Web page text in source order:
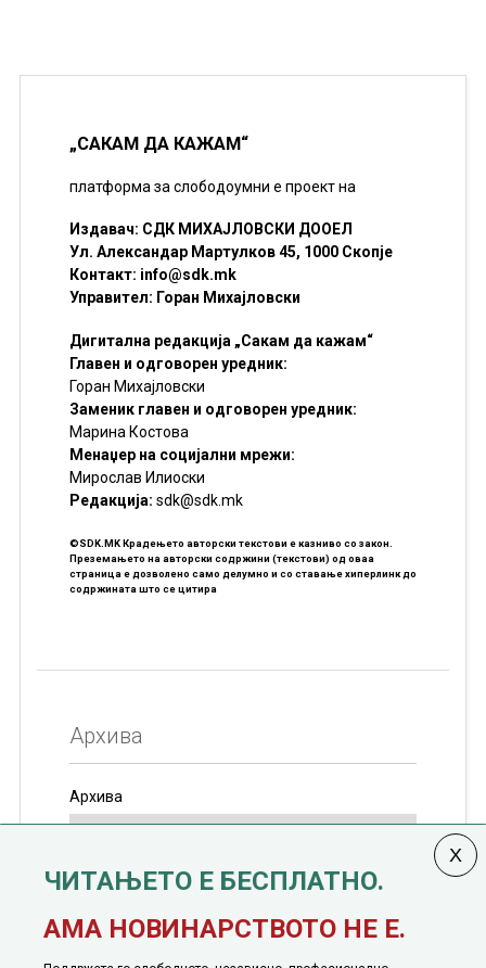
„САКАМ ДА КАЖАМ“
платформа за слободоумни е проект на
Издавач: СДК МИХАЈЛОВСКИ ДООЕЛ
Ул. Александар Мартулков 45, 1000 Скопје
Контакт: info@sdk.mk
Управител: Горан Михајловски
Дигитална редакција „Сакам да кажам“
Главен и одговорен уредник:
Горан Михајловски
Заменик главен и одговорен уредник:
Марина Костова
Менаџер на социјални мрежи:
Мирослав Илиоски
Редакцијa: sdk@sdk.mk
©SDK.MK Крадењето авторски текстови е казниво со закон.
Преземањето на авторски содржини (текстови) од оваа
страница е дозволено само делумно и со ставање хиперлинк до
содржината што се цитира
Архива
Архива
јануари, 1991 година
ЧИТАЊЕТО Е БЕСПЛАТНО.
АМА НОВИНАРСТВОТО НЕ Е.